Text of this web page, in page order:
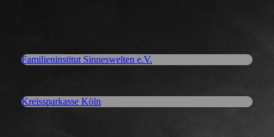
Familieninstitut Sinneswelten e.V.
Kreissparkasse Köln